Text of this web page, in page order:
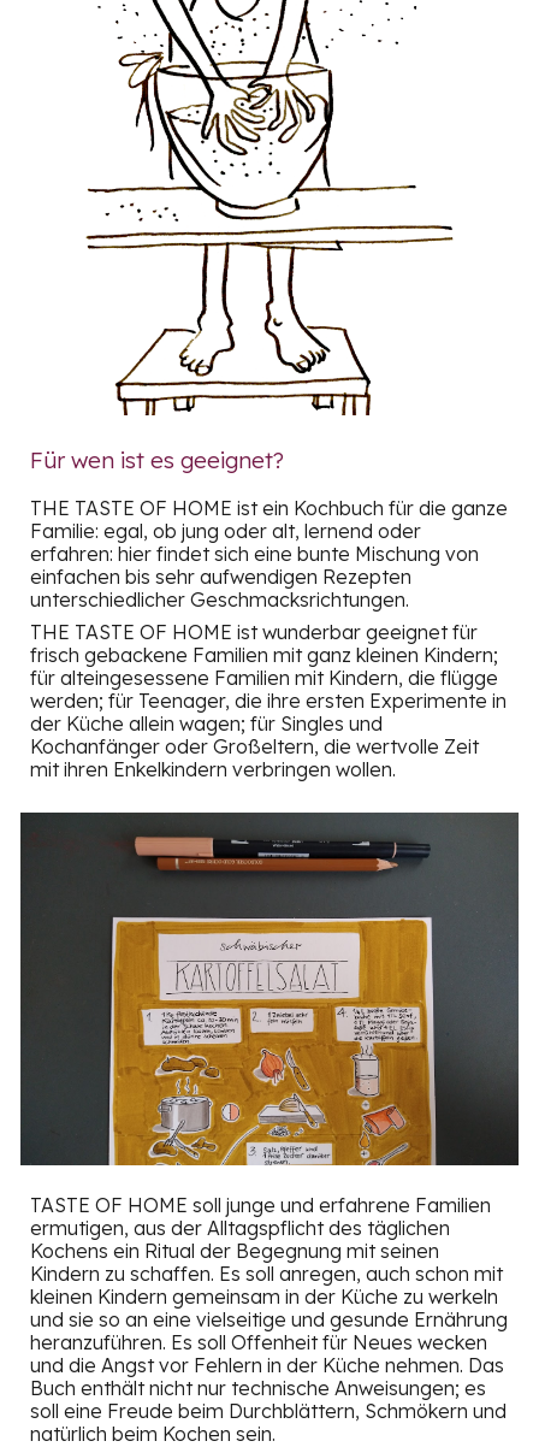
Für wen ist es geeignet?
THE TASTE OF HOME ist ein Kochbuch für die ganze
Familie: egal, ob jung oder alt, lernend oder
erfahren: hier findet sich eine bunte Mischung von
einfachen bis sehr aufwendigen Rezepten
unterschiedlicher Geschmacksrichtungen.
THE TASTE OF HOME ist wunderbar geeignet für
frisch gebackene Familien mit ganz kleinen Kindern;
für alteingesessene Familien mit Kindern, die flügge
werden; für Teenager, die ihre ersten Experimente in
der Küche allein wagen; für Singles und
Kochanfänger oderGroßeltern, die wertvolle Zeit
mit ihren Enkelkindern verbringen wollen.
TASTE OF HOME soll junge und erfahrene Familien
ermutigen, aus der Alltagspflicht des täglichen
Kochens ein Ritual der Begegnung mit seinen
Kindern zu schaffen. Es soll anregen, auch schon mit
kleinen Kindern gemeinsam in der Küche zu werkeln
und sie so an eine vielseitige und gesunde Ernährung
heranzuführen. Es soll Offenheit für Neues wecken
und die Angst vor Fehlern in der Küche nehmen. Das
Buch enthält nicht nur technische Anweisungen; es
soll eine Freude beim Durchblättern, Schmökern und
natürlich beim Kochen sein.